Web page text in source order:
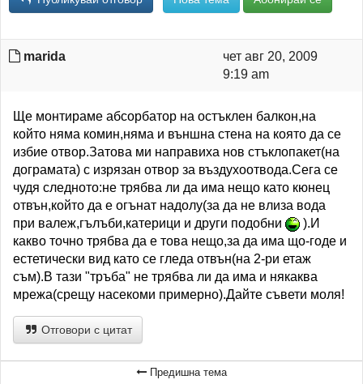
marida
чет авг 20, 2009
9:19 am
Ще монтираме абсорбатор на остъклен балкон,на
който няма комин,няма и външна стена на която да се
избие отвор.Затова ми направиха нов стъклопакет(на
дограмата) с изрязан отвор за въздухоотвода.Сега се
чудя следното:не трябва ли да има нещо като кюнец
отвън,който да е огънат надолу(за да не влиза вода
при валеж,гълъби,катерици и други подобни
).И
какво точно трябва да е това нещо,за да има що-годе и
естетически вид като се гледа отвън(на 2-ри етаж
съм).В тази "тръба" не трябва ли да има и някаква
мрежа(срещу насекоми примерно).Дайте съвети моля!
Отговори с цитат
Предишна тема